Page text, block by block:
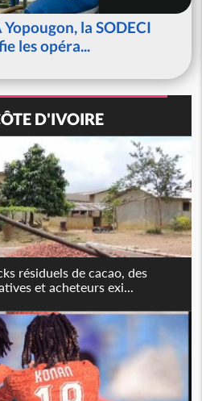
la SODECI
les opéra...
D'IVOIRE
résiduels de cacao, des
et acheteurs exi...